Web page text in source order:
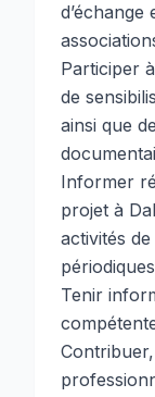
Participer
de
ainsi que
Informer
projet à
activités
Tenir